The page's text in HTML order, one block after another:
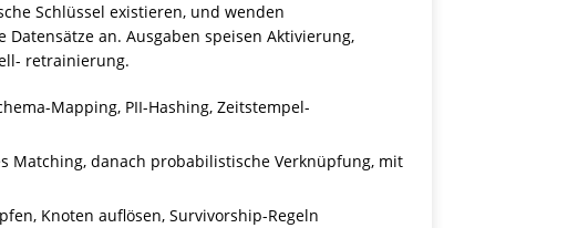
Schlüssel existieren, und wenden
an. Ausgaben speisen Aktivierung,
retrainierung.
Mapping, PII-Hashing, Zeitstempel-
Matching, danach probabilistische Verknüpfung, mit
Knoten auflösen, Survivorship-Regeln